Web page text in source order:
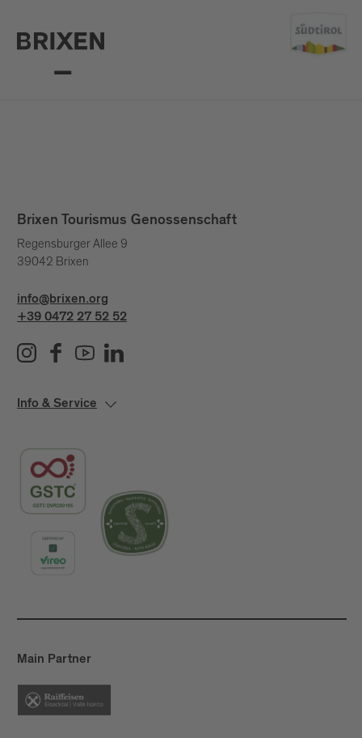
Brixen Tourismus Genossenschaft
Regensburger Allee 9
39042 Brixen
info@brixen.org
+39 0472 27 52 52
Info & Service
Main Partner